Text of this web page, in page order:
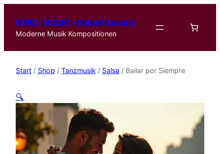
ROKO-MUSIC – Robert Kovarik
Moderne Musik Kompositionen
Start / Shop / Tanzmusik / Salsa / Bailar por Siempre
🔍